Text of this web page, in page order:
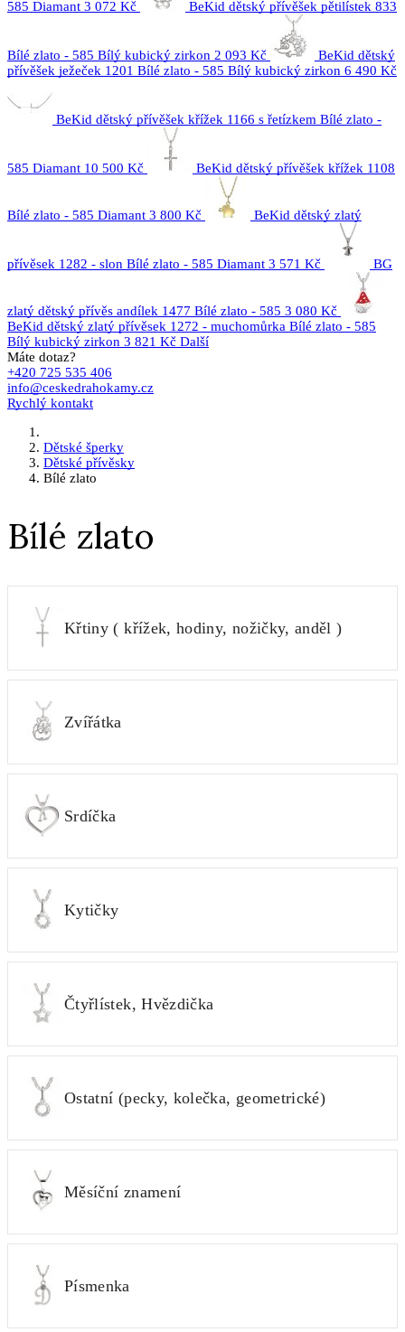
585 Diamant 3 072 Kč BeKid dětský přívěšek pětilístek 833
Bílé zlato - 585 Bílý kubický zirkon 2 093 Kč
BeKid dětský
přívěšek ježeček 1201 Bílé zlato - 585 Bílý kubický zirkon 6 490 Kč
BeKid dětský přívěšek křížek 1166 s řetízkem Bílé zlato -
585 Diamant 10 500 Kč BeKid dětský přívěšek křížek 1108
Bílé zlato - 585 Diamant 3 800 Kč BeKid dětský zlatý
přívěsek 1282 - slon Bílé zlato - 585 Diamant 3 571 Kč BG
zlatý dětský přívěs andílek 1477 Bílé zlato - 585 3 080 Kč
BeKid dětský zlatý přívěsek 1272 - muchomůrka Bílé zlato - 585
Bílý kubický zirkon 3 821 Kč Další
Máte dotaz?
+420 725 535 406
info@ceskedrahokamy.cz
Rychlý kontakt
Dětské šperky
Dětské přívěsky
Bílé zlato
Bílé zlato
Křtiny ( křížek, hodiny, nožičky, anděl )
Zvířátka
Srdíčka
Kytičky
Čtyřlístek, Hvězdička
Ostatní (pecky, kolečka, geometrické)
Měsíční znamení
Písmenka